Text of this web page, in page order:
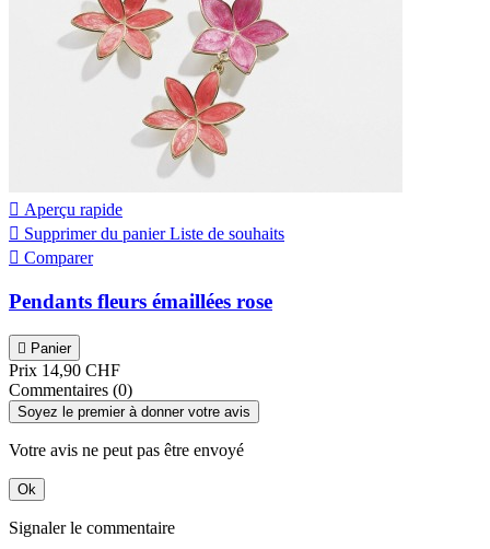
 Aperçu rapide
 Supprimer du panier Liste de souhaits
 Comparer
Pendants fleurs émaillées rose
 Panier
Prix 14,90 CHF
Commentaires (0)
Soyez le premier à donner votre avis
Votre avis ne peut pas être envoyé
Ok
Signaler le commentaire